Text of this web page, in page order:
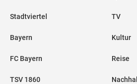
Stadtviertel
Bayern
FC Bayern
TSV 1860
TV
Kultur
Reise